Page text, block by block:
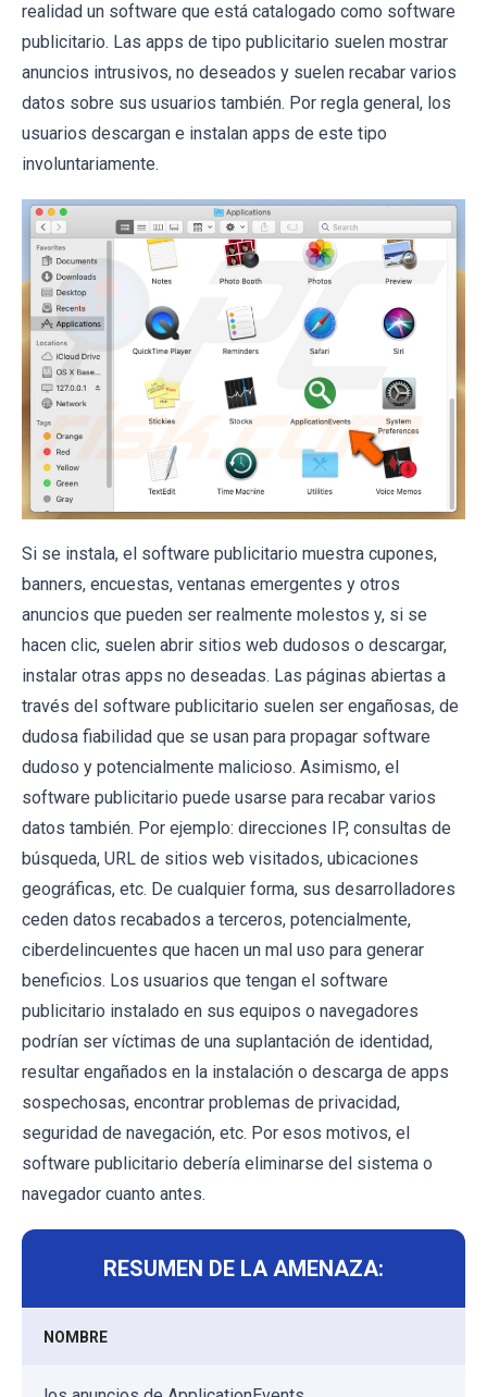
realidad un software que está catalogado como software
publicitario. Las apps de tipo publicitario suelen mostrar
anuncios intrusivos, no deseados y suelen recabar varios
datos sobre sus usuarios también. Por regla general, los
usuarios descargan e instalan apps de este tipo
involuntariamente.
Si se instala, el software publicitario muestra cupones,
banners, encuestas, ventanas emergentes y otros
anuncios que pueden ser realmente molestos y, si se
hacen clic, suelen abrir sitios web dudosos o descargar,
instalar otras apps no deseadas. Las páginas abiertas a
través del software publicitario suelen ser engañosas, de
dudosa fiabilidad que se usan para propagar software
dudoso y potencialmente malicioso. Asimismo, el
software publicitario puede usarse para recabar varios
datos también. Por ejemplo: direcciones IP, consultas de
búsqueda, URL de sitios web visitados, ubicaciones
geográficas, etc. De cualquier forma, sus desarrolladores
ceden datos recabados a terceros, potencialmente,
ciberdelincuentes que hacen un mal uso para generar
beneficios. Los usuarios que tengan el software
publicitario instalado en sus equipos o navegadores
podrían ser víctimas de una suplantación de identidad,
resultar engañados en la instalación o descarga de apps
sospechosas, encontrar problemas de privacidad,
seguridad de navegación, etc. Por esos motivos, el
software publicitario debería eliminarse del sistema o
navegador cuanto antes.
RESUMEN DE LA AMENAZA:
NOMBRE